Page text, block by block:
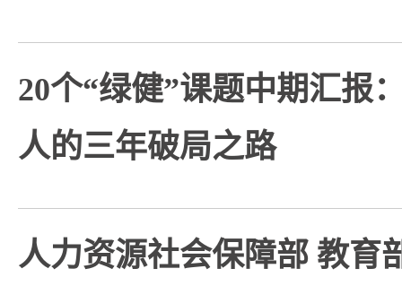
20个“绿健”课题中期汇报
人的三年破局之路
人力资源社会保障部 教育